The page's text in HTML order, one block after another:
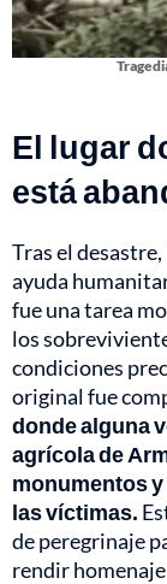
El lugar
está
Tras el
ayuda
fue una tarea
los
condiciones
original fue
donde alguna
agrícola de
monumentos
las víctimas.
de peregrinaje
rendir